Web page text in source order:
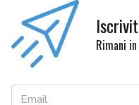
Rimani